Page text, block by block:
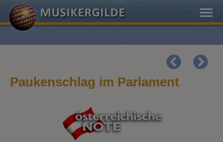
Paukenschlag im Parlament